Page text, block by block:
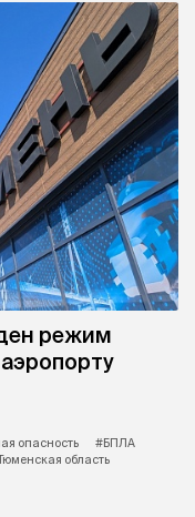
режим
опасность
#БПЛА
область